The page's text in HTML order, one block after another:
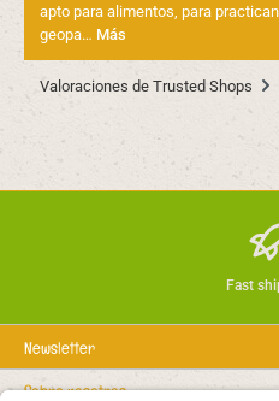
apto para alimentos, para
geopa… Más
Valoraciones de Trusted Shops
Fast
Newsletter
Sobre nosotros